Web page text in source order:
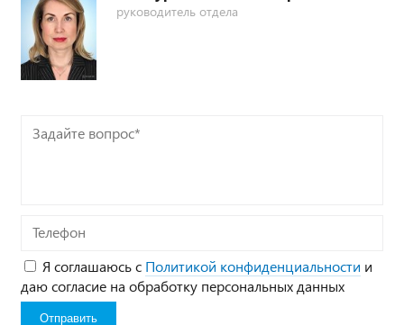
руководитель отдела
Задайте
Телефон
Я соглашаюсь с Политикой конфиденциальности и
даю согласие на обработку персональных данных